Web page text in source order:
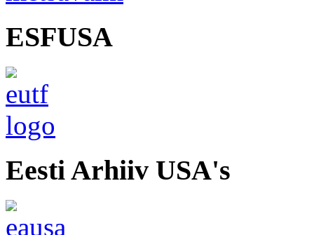
ESFUSA
Eesti Arhiiv USA's